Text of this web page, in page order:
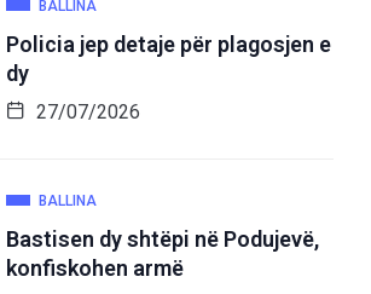
BALLINA
Policia jep detaje për plagosjen e
dy
27/07/2026
BALLINA
Bastisen dy shtëpi në Podujevë,
konfiskohen armë